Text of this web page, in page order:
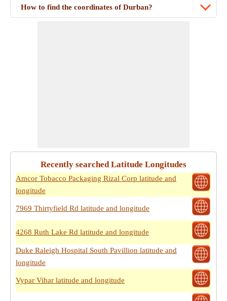
How to find the coordinates of Durban?
Recently searched Latitude Longitudes
Amcor Tobacco Packaging Rizal Corp latitude and
longitude
7969 Thirtyfield Rd latitude and longitude
4268 Ruth Lake Rd latitude and longitude
Duke Raleigh Hospital South Pavillion latitude and
longitude
Vypar Vihar latitude and longitude